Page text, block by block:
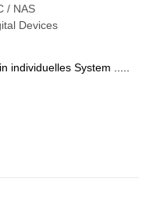
/ NAS
Devices
individuelles System .....